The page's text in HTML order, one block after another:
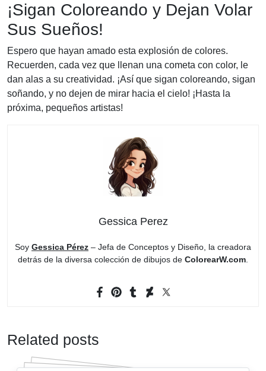
¡Sigan Coloreando y Dejan Volar
Sus Sueños!
Espero que hayan amado esta explosión de colores.
Recuerden, cada vez que llenan una cometa con color, le
dan alas a su creatividad. ¡Así que sigan coloreando, sigan
soñando, y no dejen de mirar hacia el cielo! ¡Hasta la
próxima, pequeños artistas!
Gessica Perez
Soy Gessica Pérez – Jefa de Conceptos y Diseño, la creadora
detrás de la diversa colección de dibujos de ColorearW.com
Related posts